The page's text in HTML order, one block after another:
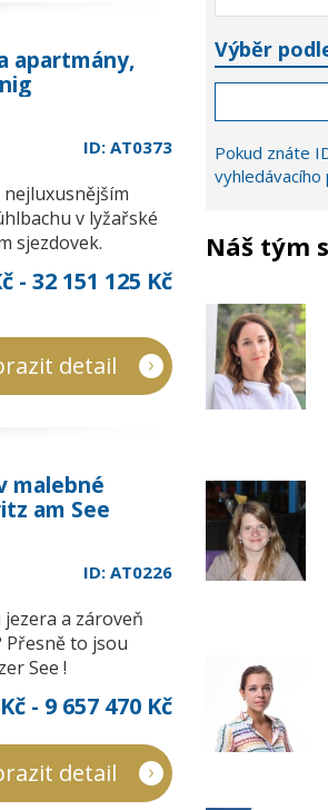
apartmány,
ID: AT0373
v lyžařské
sjezdovek.
- 32 151 125 Kč
detail
malebné
am See
ID: AT0226
a zároveň
Přesně to jsou
See !
- 9 657 470 Kč
detail
Výběr
Pokud znáte
Náš tým